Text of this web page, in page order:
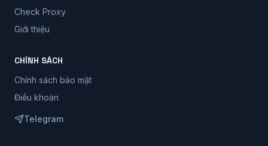
Check Proxy
Giới thiệu
CHÍNH SÁCH
Chính sách bảo mật
Điều khoản
Telegram